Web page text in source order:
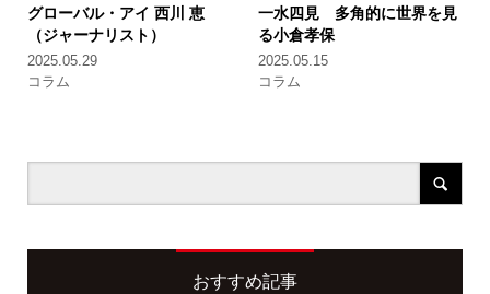
グローバル・アイ 西川 恵
（ジャーナリスト）
2025.05.29
コラム
一水四見 多角的に世界を見
る小倉孝保
2025.05.15
コラム
おすすめ記事